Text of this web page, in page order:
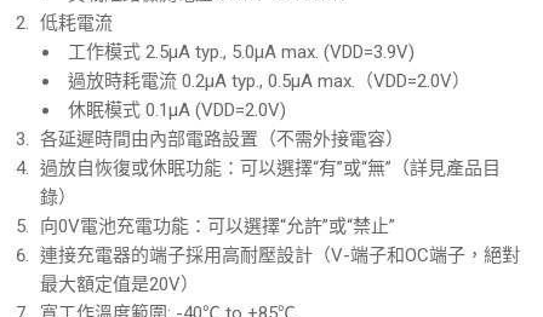
低耗電流
工作模式 2.5μA typ., 5.0μA max. (VDD=3.9V)
過放時耗電流 0.2μA typ., 0.5μA max.（VDD=2.0V）
休眠模式 0.1μA (VDD=2.0V)
各延遲時間由內部電路設置（不需外接電容）
過放自恢復或休眠功能：可以選擇“有”或“無”（詳見產品目
錄）
向0V電池充電功能：可以選擇“允許”或“禁止”
連接充電器的端子採用高耐壓設計（V-端子和OC端子，絕對
最大額定值是20V）